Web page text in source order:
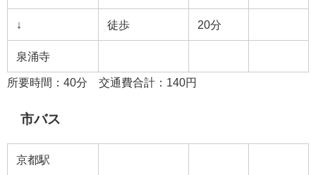
↓ 徒歩 20分
泉涌寺
所要時間：40分 交通費合計：140円
市バス
京都駅